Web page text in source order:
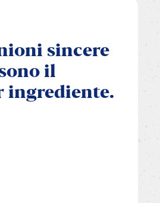
sincere
il
ingrediente.